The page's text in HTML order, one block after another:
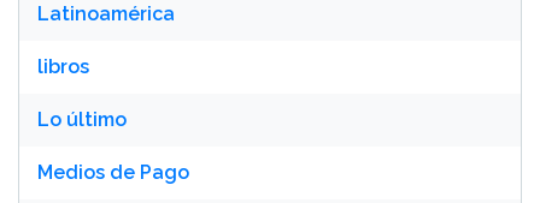
Latinoamérica
libros
Lo último
Medios de Pago